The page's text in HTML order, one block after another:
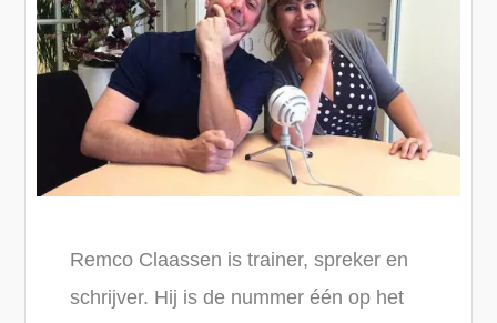
Remco Claassen is trainer, spreker en
schrijver. Hij is de nummer één op het